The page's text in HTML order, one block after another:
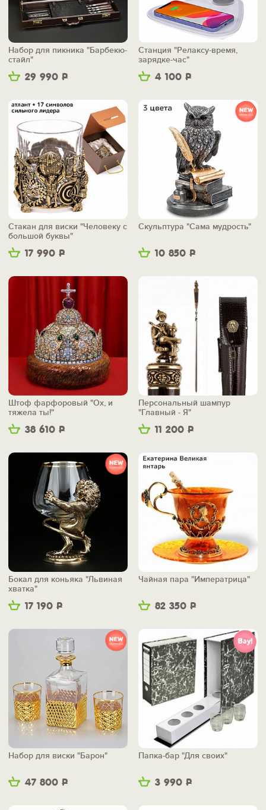
29 990 Р
Набор для пикника "Барбекю-
стайл"
4 100 Р
Станция "Релаксу-время,
зарядке-час"
17 990 Р
Стакан для виски "Человеку с
большой буквы"
10 850 Р
Скульптура "Сама мудрость"
38 610 Р
Штоф фарфоровый "Ох, и
тяжела ты!"
11 200 Р
Персональный шампур
"Главный - Я"
17 190 Р
Бокал для коньяка "Львиная
хватка"
82 350 Р
Чайная пара "Императрица"
47 800 Р
Набор для виски "Барон"
3 990 Р
Папка-бар "Для своих"